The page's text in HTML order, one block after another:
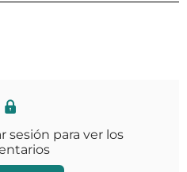
sesión para ver los